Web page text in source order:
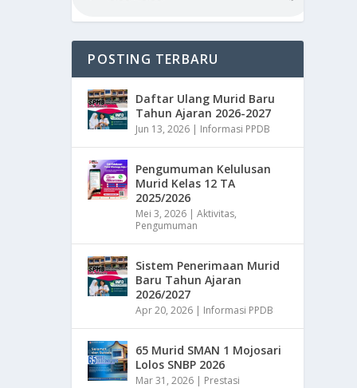
POSTING TERBARU
Daftar Ulang Murid Baru
Tahun Ajaran 2026-2027
Jun 13, 2026 | Informasi PPDB
Pengumuman Kelulusan
Murid Kelas 12 TA
2025/2026
Mei 3, 2026 |Aktivitas,
Pengumuman
Sistem Penerimaan Murid
Baru Tahun Ajaran
2026/2027
Apr 20, 2026 | Informasi PPDB
65 Murid SMAN 1 Mojosari
Lolos SNBP 2026
Mar 31, 2026 | Prestasi